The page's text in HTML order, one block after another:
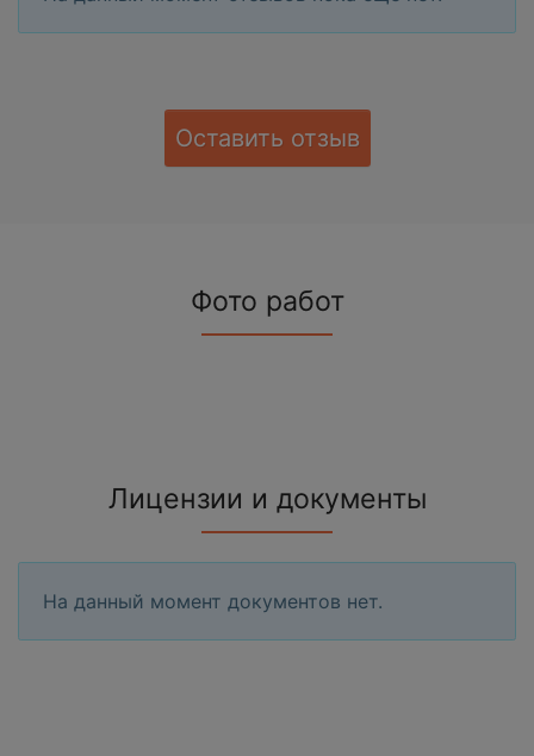
Оставить отзыв
Фото работ
Лицензии и документы
На данный момент документов нет.